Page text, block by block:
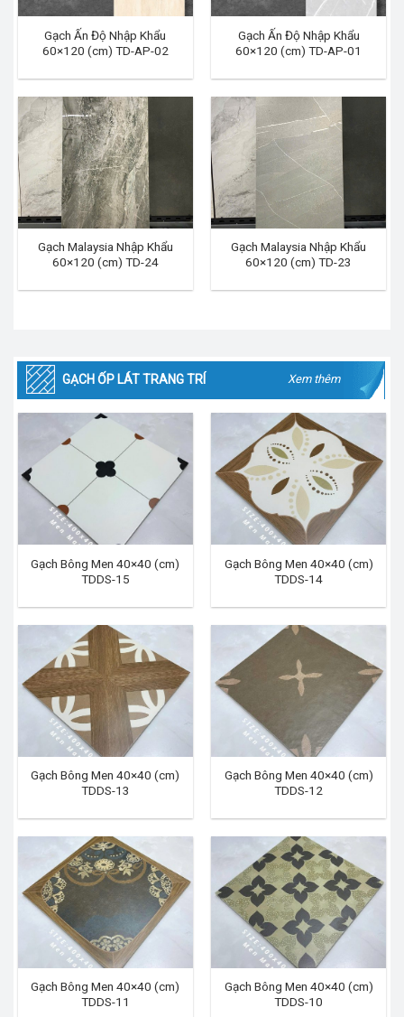
Gạch Ấn Độ Nhập Khẩu
60×120 (cm) TD-AP-02
Gạch Ấn Độ Nhập Khẩu
60×120 (cm) TD-AP-01
Gạch Malaysia Nhập Khẩu
60×120 (cm) TD-24
Gạch Malaysia Nhập Khẩu
60×120 (cm) TD-23
GẠCH ỐP LÁT TRANG TRÍ Xem thêm
Gạch Bông Men 40×40 (cm)
TDDS-15
Gạch Bông Men 40×40 (cm)
TDDS-14
Gạch Bông Men 40×40 (cm)
TDDS-13
Gạch Bông Men 40×40 (cm)
TDDS-12
Gạch Bông Men 40×40 (cm)
TDDS-11
Gạch Bông Men 40×40 (cm)
TDDS-10